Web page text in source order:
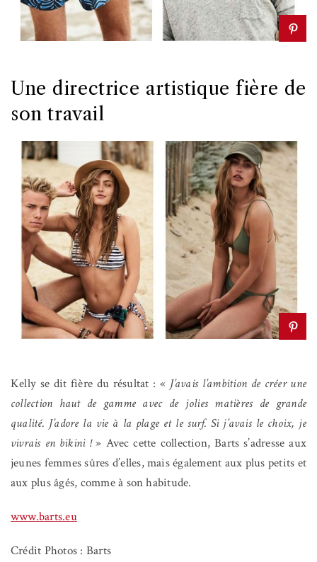
Une directrice artistique fière de
son travail
Kelly se dit fière du résultat : « J’avais l’ambition de créer une
collection haut de gamme avec de jolies matières de grande
qualité. J’adore la vie à la plage et le surf. Si j’avais le choix, je
vivrais en bikini !» Avec cette collection, Barts s’adresse aux
jeunes femmes sûres d’elles, mais également aux plus petits et
aux plus âgés, comme à son habitude.
www.barts.eu
Crédit Photos : Barts